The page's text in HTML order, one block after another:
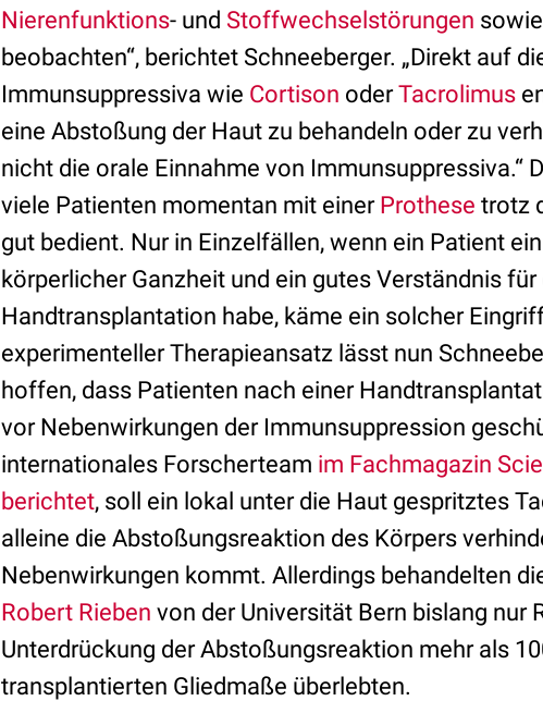
Nierenfunktions- und Stoffwechselstörungen
beobachten“, berichtet Schneeberger. „Direkt auf
Immunsuppressiva wie Cortison oderTacrolimus
eine Abstoßung der Haut zu behandeln oder zu
nicht die orale Einnahme von Immunsuppressiva.“
viele Patienten momentan mit einer Prothese trotz
gut bedient. Nur in Einzelfällen, wenn ein Patient
körperlicher Ganzheit und ein gutes Verständnis für
Handtransplantation habe, käme ein solcher
experimenteller Therapieansatz lässt nun
hoffen, dass Patienten nach einer
vor Nebenwirkungen der Immunsuppression
internationales Forscherteam im Fachmagazin
berichtet, soll ein lokal unter die Haut gespritztes
alleine die Abstoßungsreaktion des Körpers
Nebenwirkungen kommt. Allerdings behandelten
Robert Rieben von der Universität Bern bislang nur
Unterdrückung der Abstoßungsreaktion mehr als
transplantierten Gliedmaße überlebten.